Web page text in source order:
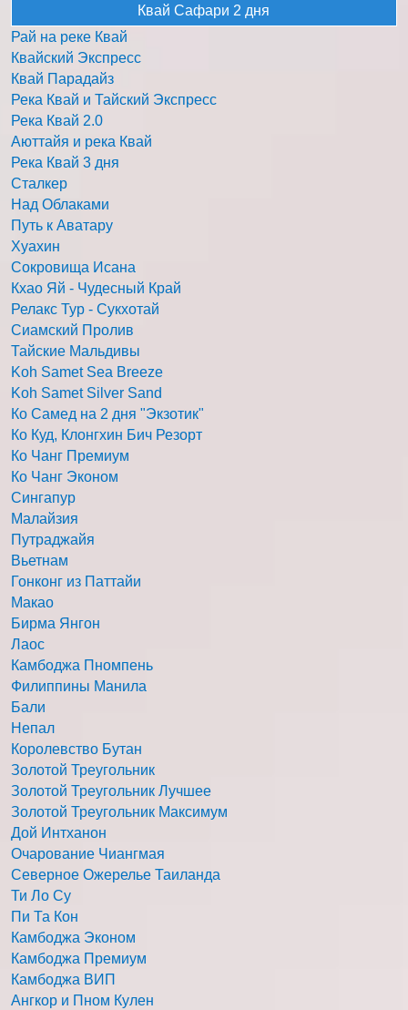
Квай Сафари 2 дня
Рай на реке Квай
Квайский Экспресс
Квай Парадайз
Река Квай и Тайский Экспресс
Река Квай 2.0
Аюттайя и река Квай
Река Квай 3 дня
Сталкер
Над Облаками
Путь к Аватару
Хуахин
Сокровища Исана
Кхао Яй - Чудесный Край
Релакс Тур - Сукхотай
Сиамский Пролив
Тайские Мальдивы
Koh Samet Sea Breeze
Koh Samet Silver Sand
Ко Самед на 2 дня "Экзотик"
Ко Куд, Клонгхин Бич Резорт
Ко Чанг Премиум
Ко Чанг Эконом
Сингапур
Малайзия
Путраджайя
Вьетнам
Гонконг из Паттайи
Макао
Бирма Янгон
Лаос
Камбоджа Пномпень
Филиппины Манила
Бали
Непал
Королевство Бутан
Золотой Треугольник
Золотой Треугольник Лучшее
Золотой Треугольник Максимум
Дой Интханон
Очарование Чиангмая
Северное Ожерелье Таиланда
Ти Ло Су
Пи Та Кон
Камбоджа Эконом
Камбоджа Премиум
Камбоджа ВИП
Ангкор и Пном Кулен